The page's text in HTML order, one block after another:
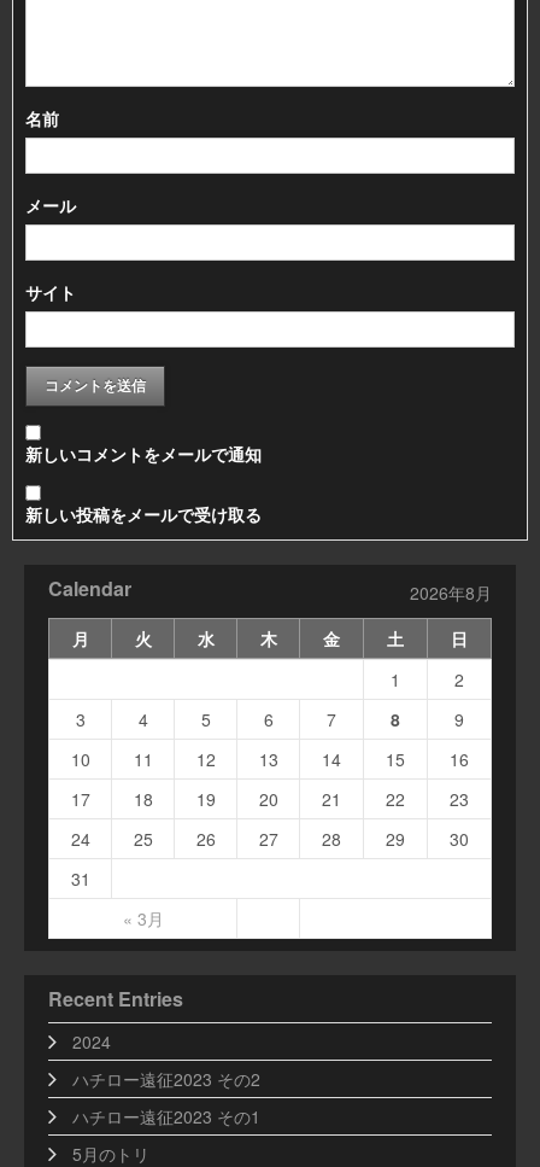
名前
メール
サイト
新しいコメントをメールで通知
新しい投稿をメールで受け取る
Calendar
2026年8月
月
火 水 木 金 土 日
« 3月
1
2
3
4 5 6 7 8
9
10
11 12 13 14 15
16
17
18 19 20 21 22
23
24
25 26 27 28 29
30
31
Recent Entries
2024
ハチロー遠征2023 その2
ハチロー遠征2023 その1
5月のトリ